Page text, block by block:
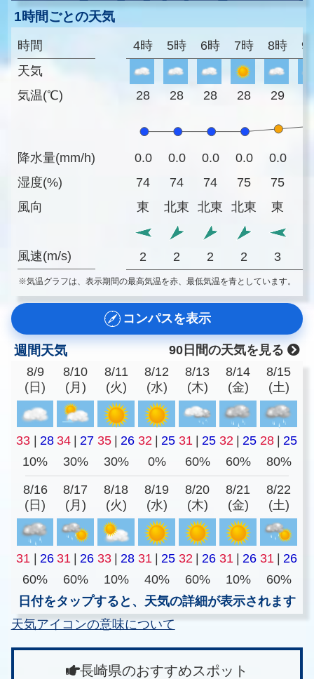
1時間ごとの天気
時間
天気
気温(℃)
降水量(mm/h)
湿度(%)
風向
風速(m/s)
4時 5時 6時 7時 8時 9
28 28 28 28 29
0.0 0.0 0.0 0.0 0.0
74
74 74 75 75
東
北東 北東 北東 東
2 2 2 2 3
※気温グラフは、表示期間の最高気温を赤、最低気温を青としています。
コンパスを表示
週間天気
90日間の天気を見る
8/9
(日)
8/10
(月)
8/11
(火)
8/12
(水)
8/13
(木)
8/14
(金)
8/15
(土)
33 28 34 27 35 26 32 25 31 25 32 25 28
25
10%
30% 30% 0% 60% 60% 80%
8/16
(日)
8/17
(月)
8/18
(火)
8/19
(水)
8/20
(木)
8/21
(金)
8/22
(土)
31 26 31 26 33 28 31 25 32 26 31 26 31
26
60%
60% 10% 40% 60% 10%
60%
日付をタップすると、天気の詳細が表示されます
天気アイコンの意味について
長崎県のおすすめスポット